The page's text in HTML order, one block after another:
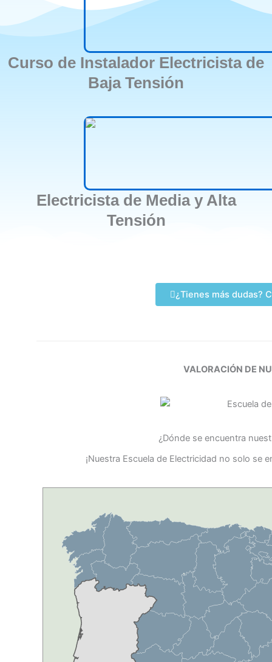
Curso de Instalador Electricista de
Baja Tensión
Electricista de Media y Alta
Tensión
¿Tienes más dudas?
VALORACIÓN DE
¿Dónde se encuentra
¡Nuestra Escuela de Electricidad no solo se